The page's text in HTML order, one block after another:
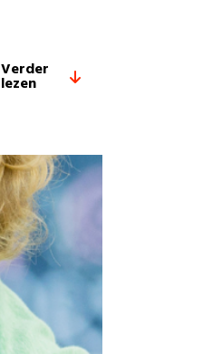
Verder
lezen